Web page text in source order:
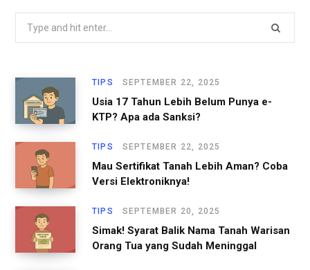
o
TIPS SEPTEMBER 22, 2025
Usia 17 Tahun Lebih Belum Punya e-
KTP? Apa ada Sanksi?
TIPS SEPTEMBER 22, 2025
Mau Sertifikat Tanah Lebih Aman? Coba
Versi Elektroniknya!
TIPS SEPTEMBER 20, 2025
Simak! Syarat Balik Nama Tanah Warisan
Orang Tua yang Sudah Meninggal